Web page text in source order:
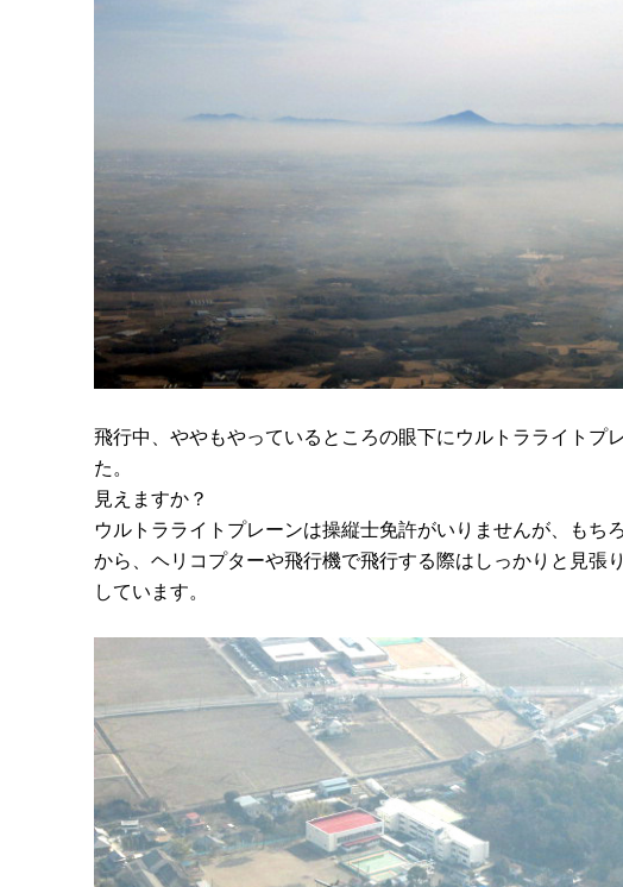
飛行中、ややもやっているところの眼下にウルトラライトプ
た。
見えますか？
ウルトラライトプレーンは操縦士免許がいりませんが、もち
から、ヘリコプターや飛行機で飛行する際はしっかりと見張
しています。